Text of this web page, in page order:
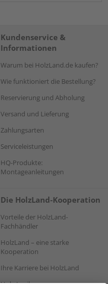
Kundenservice &
Informationen
Warum bei HolzLand.de kaufen?
Wie funktioniert die Bestellung?
Reservierung und Abholung
Versand und Lieferung
Zahlungsarten
Serviceleistungen
HQ-Produkte:
Montageanleitungen
Die HolzLand-Kooperation
Vorteile der HolzLand-
Fachhändler
HolzLand – eine starke
Kooperation
Ihre Karriere bei HolzLand